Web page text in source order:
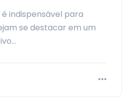
indispensável para
se destacar em um